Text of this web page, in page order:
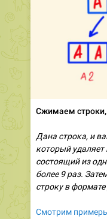
Сжимаем строки,
Дана строка, и
который
состоящий из
более 9 раз.
строку в
Смотрим